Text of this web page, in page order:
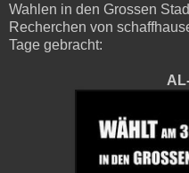
Wahlen in den Grossen
Recherchen von
Tage gebracht: